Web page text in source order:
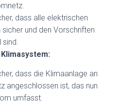
dass alle elektrischen
sicher und den Vorschriften
sind.
dass die Klimaanlage an
angeschlossen ist, das nun
umfasst.